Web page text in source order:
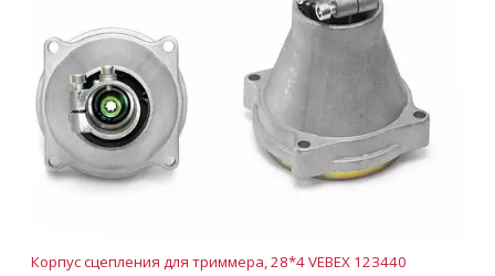
Корпус сцепления для триммера, 28*4 VEBEX 123440